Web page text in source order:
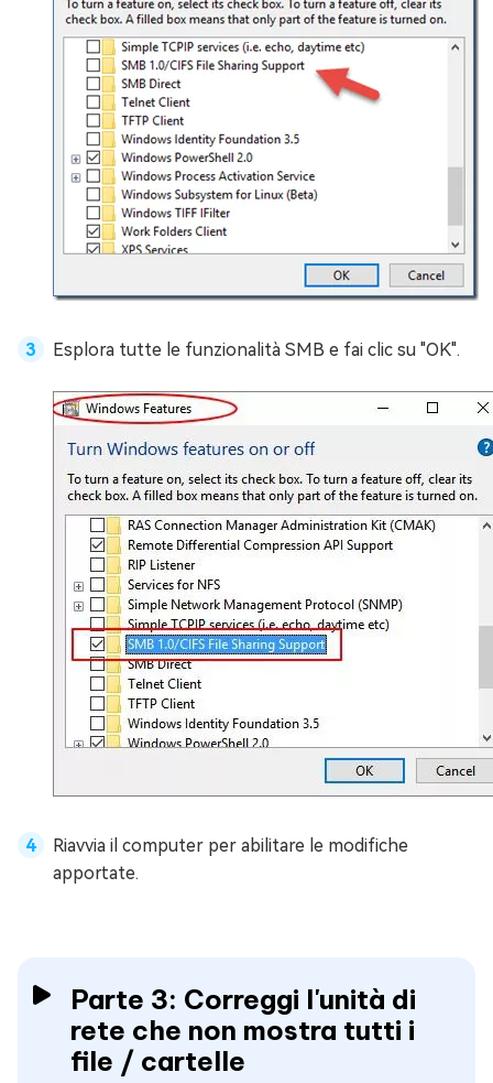
Esplora tutte le funzionalità SMB e fai clic su "OK".
Riavvia il computer per abilitare le modifiche
apportate.
Parte 3: Correggi l'unità di
rete che non mostra tutti i
file / cartelle